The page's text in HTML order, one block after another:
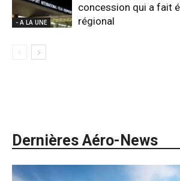
- A LA UNE
concession qui a fait
régional
Dernières Aéro-News